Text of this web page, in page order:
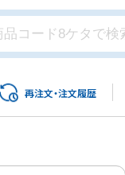
再注文・注文履歴